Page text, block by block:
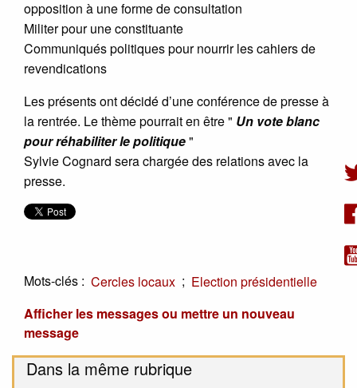
opposition à une forme de consultation
Militer pour une constituante
Communiqués politiques pour nourrir les cahiers de
revendications
Les présents ont décidé d’une conférence de presse à
la rentrée. Le thème pourrait en être " Un vote blanc
pour réhabiliter le politique"
Sylvie Cognard sera chargée des relations avec la
presse.
Mots-clés : Cercles locaux ; Election présidentielle
Afficher les messages ou mettre un nouveau
message
Dans la même rubrique